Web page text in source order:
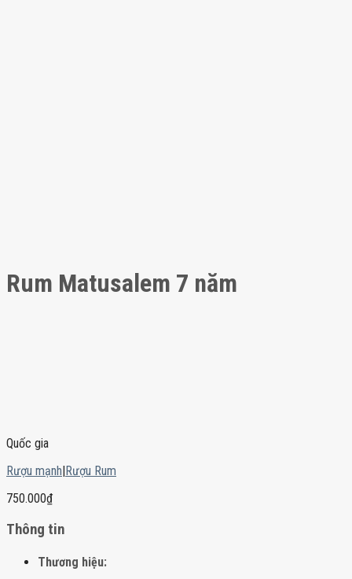
Rum Matusalem 7 năm
Quốc gia
Rượu mạnh|Rượu Rum
750.000₫
Thông tin
Thương hiệu: